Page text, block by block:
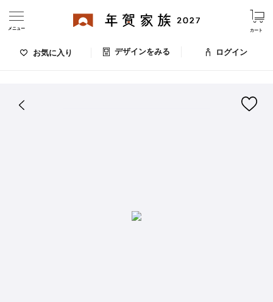
お気に入り デザインをみる
カート
ログイン
メニュー
デザインをみる